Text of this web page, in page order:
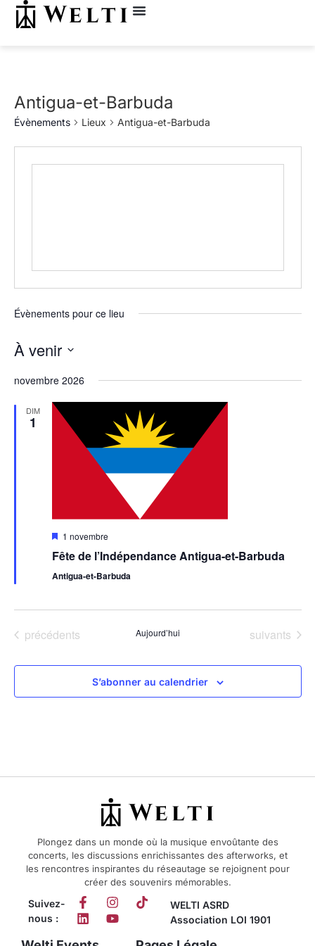
Antigua-et-Barbuda
Évènements Lieux Antigua-et-Barbuda
Évènements pour ce lieu
À venir
date.
novembre 2026
DIM
1
Mis
avant
1 novembre
Fête de l’Indépendance Antigua-et-Barbuda
Antigua-et-Barbuda
Évènements
précédents Aujourd’hui Évènements
suivants
S’abonner au calendrier
Plongez dans un monde où la musique envoûtante des
concerts, les discussions enrichissantes des afterworks, et
les rencontres inspirantes du réseautage se rejoignent pour
créer des souvenirs mémorables.
Suivez-
nous :
WELTI ASRD
Association LOI 1901